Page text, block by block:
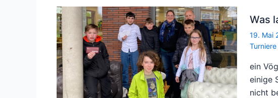
Was
19. Mai
Turniere
ein
einige
nicht